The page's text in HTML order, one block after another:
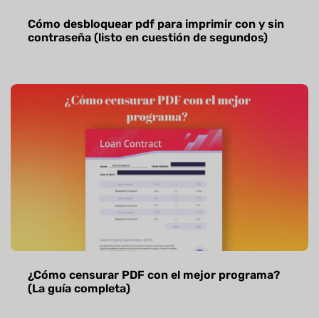
Cómo desbloquear pdf para imprimir con y sin
contraseña (listo en cuestión de segundos)
¿Cómo censurar PDF con el mejor programa?
(La guía completa)